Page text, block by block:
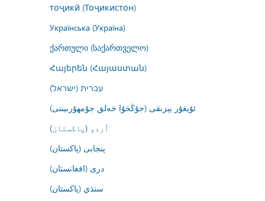
тоҷикӣ (Тоҷикистон)
Українська (Україна)
ქართული (საქართველო)
Հայերեն (Հայաստան)
עברית (ישראל)
ئۇيغۇر يېزىقى (جۇڭخۇا خەلق جۇمھۇرىيىتى)
اُردو (پاکستان)
پنجابی (پاکستان)
درى (افغانستان)
سنڌي (پاکستان)